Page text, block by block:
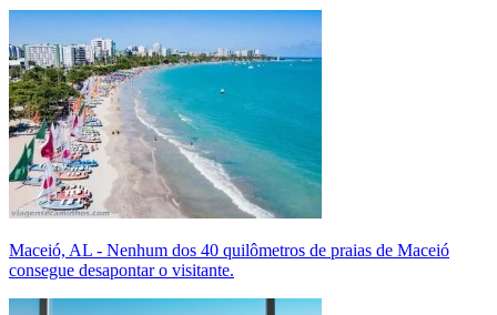
Maceió, AL - Nenhum dos 40 quilômetros de praias de Maceió
consegue desapontar o visitante.